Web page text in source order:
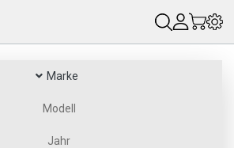
Marke
Modell
Jahr